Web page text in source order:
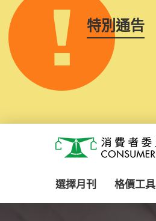
特別通告
消費者委員會
選擇月刊 格價工具